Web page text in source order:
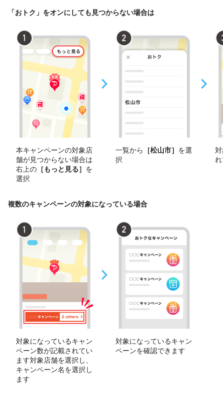
「おトク」をオンにしても見つからない場合は
本キャンペーンの対象店
舗が見つからない場合は
右上の ［もっと見る］ を
選択
一覧から ［松山市］ を選
択
複数のキャンペーンの対象になっている場合
対象になっているキャン
ペーン数が記載されてい
ます対象店舗を選択し、
キャンペーン名を選択し
ます
対象になっているキャン
ペーンを確認できます